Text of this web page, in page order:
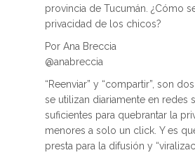
provincia de Tucumán. ¿Cómo
privacidad de los chicos?
Por Ana Breccia
@anabreccia
“Reenviar” y “compartir”, son
se utilizan diariamente en redes
suficientes para quebrantar la
menores a solo un click. Y es
presta para la difusión y